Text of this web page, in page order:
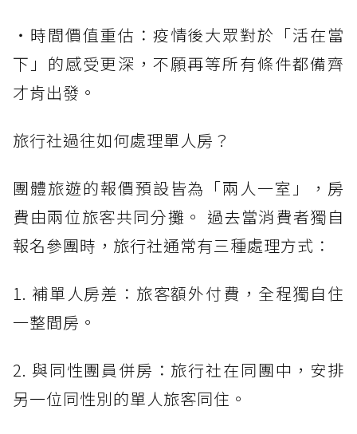
・時間價值重估：疫情後大眾對於「活在當
下」的感受更深，不願再等所有條件都備齊
才肯出發。
旅行社過往如何處理單人房？
團體旅遊的報價預設皆為「兩人一室」，房
費由兩位旅客共同分攤。 過去當消費者獨自
報名參團時，旅行社通常有三種處理方式：
1. 補單人房差：旅客額外付費，全程獨自住
一整間房。
2. 與同性團員併房：旅行社在同團中，安排
另一位同性別的單人旅客同住。